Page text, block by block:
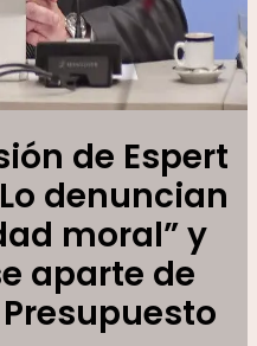
de Espert
denuncian
moral” y
aparte de